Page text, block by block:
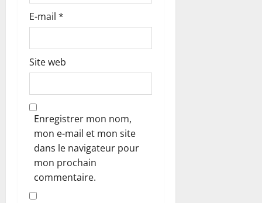
E-mail *
Site web
Enregistrer mon nom,
mon e-mail et mon site
dans le navigateur pour
mon prochain
commentaire.